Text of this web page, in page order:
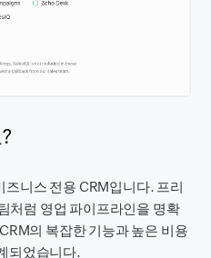
즈니스 전용 CRM입니다. 프리
처럼 영업 파이프라인을 명확
의 복잡한 기능과 높은 비용
되었습니다.